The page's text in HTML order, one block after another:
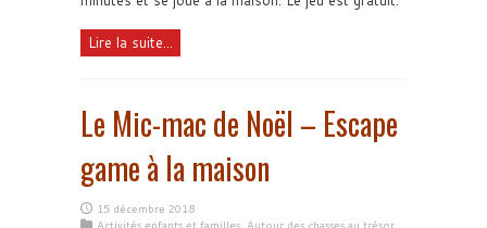
Lire la suite...
Le Mic-mac de Noël – Escape
game à la maison
15 décembre 2018
Activités enfants et familles, Autour des chasses au trésor